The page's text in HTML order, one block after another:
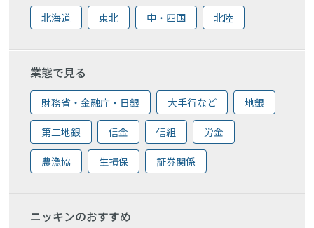
北海道 東北 中・四国 北陸
業態で見る
財務省・金融庁・日銀 大手行など 地銀
第二地銀 信金 信組 労金
農漁協 生損保 証券関係
ニッキンのおすすめ